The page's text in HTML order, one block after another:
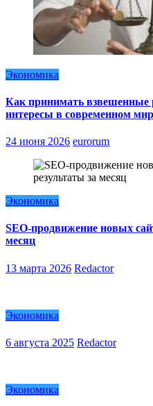
Экономика
Как принимать
интересы в современном
24 июня 2026 eurorum
Экономика
SEO-продвижение новых
месяц
13 марта 2026 Redactor
Экономика
6 августа 2025 Redactor
Экономика